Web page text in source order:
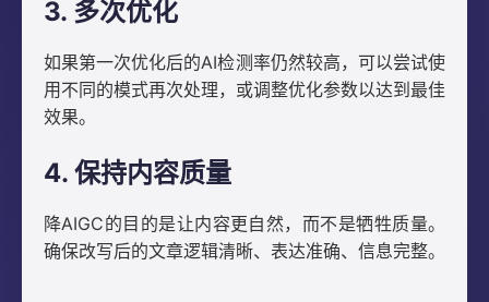
3. 多次优化
如果第一次优化后的AI检测率仍然较高，可以尝试使
用不同的模式再次处理，或调整优化参数以达到最佳
效果。
4. 保持内容质量
降AIGC的目的是让内容更自然，而不是牺牲质量。
确保改写后的文章逻辑清晰、表达准确、信息完整。